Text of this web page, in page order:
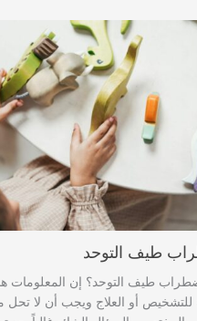
طيف التوحد
طيف التوحد؟ إن المعلومات
أو العلاج ويجب أن لا تحل